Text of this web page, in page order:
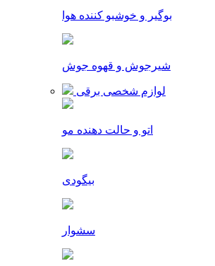
بوگیر و خوشبو کننده هوا
شیرجوش و قهوه جوش
لوازم شخصی برقی
اتو و حالت دهنده مو
بیگودی
سشوار